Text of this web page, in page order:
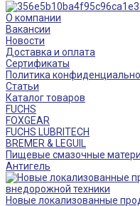
О компании
Вакансии
Новости
Доставка и оплата
Сертификаты
Политика
Статьи
Каталог товаров
FUCHS
FOXGEAR
FUCHS LUBRITECH
BREMER & LEGUIL
Пищевые смазочные
Антигель
Новые локализованные